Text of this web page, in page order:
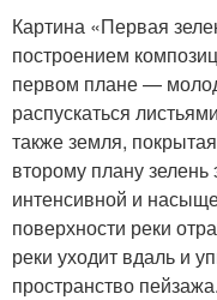
Картина «Первая
построением
первом плане —
распускаться
также земля,
второму плану
интенсивной и
поверхности реки
реки уходит вдаль и
пространство пейзажа.